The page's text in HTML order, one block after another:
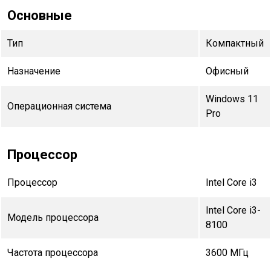
Основные
Тип Компактный
Назначение Офисный
Операционная система
Windows 11
Pro
Процессор
Процессор Intel Core i3
Модель процессора
Intel Core i3-
8100
Частота процессора 3600 МГц